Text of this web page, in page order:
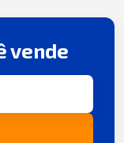
vende